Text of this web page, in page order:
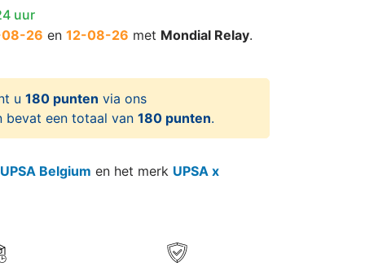
uur
08-26 en 12-08-26 met Mondial Relay.
u 180 punten via ons
bevat een totaal van 180 punten.
UPSA Belgium en het merk UPSA x